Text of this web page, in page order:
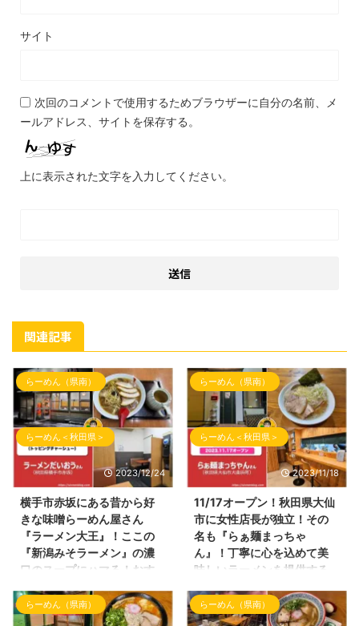
サイト
次回のコメントで使用するためブラウザーに自分の名前、メ
ールアドレス、サイトを保存する。
上に表示された文字を入力してください。
関連記事
らーめん（県南）
らーめん＜秋田県＞
2023/12/24
横手市赤坂にある昔から好
きな味噌らーめん屋さん
『ラーメン大王』！ここの
『新潟みそラーメン』の濃
口のスープにハマる！おす
こんばんわ！ 久しぶりのブログ
『しんめんの旅』の投稿となりま
らーめん（県南）
らーめん＜秋田県＞
2023/11/18
11/17オープン！秋田県大仙
市に女性店長が独立！その
名も『らぁ麺まっちゃ
ん』！丁寧に心を込めて美
味しいラーメンを提供する
こんにちわ！しんめんのブログの
お時間となりました！ 本日の投
らーめん（県南） らーめん（県南）